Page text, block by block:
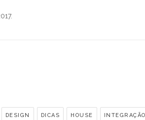
DESIGN DICAS HOUSE